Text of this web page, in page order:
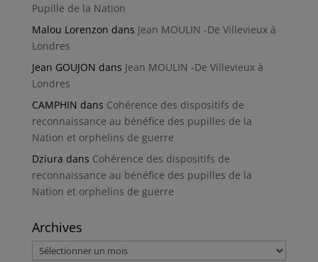
Pupille de la Nation
Malou Lorenzon dans Jean MOULIN -De Villevieux à
Londres
Jean GOUJON dans Jean MOULIN -De Villevieux à
Londres
CAMPHIN dans Cohérence des dispositifs de
reconnaissance au bénéfice des pupilles de la
Nation et orphelins de guerre
Dziura dans Cohérence des dispositifs de
reconnaissance au bénéfice des pupilles de la
Nation et orphelins de guerre
Archives
Archives